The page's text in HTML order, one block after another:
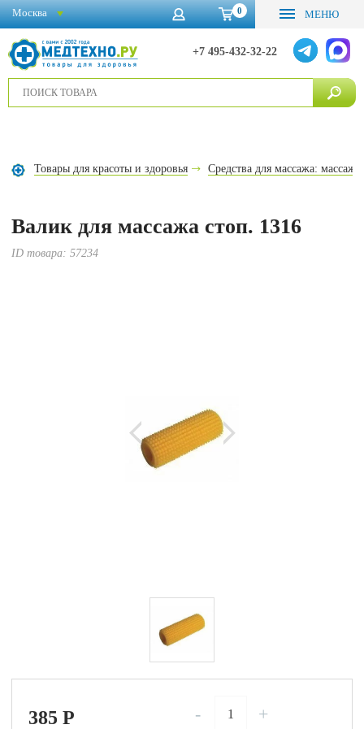
0 МЕНЮ
+7 495-432-32-22
Москва
Товары для красоты и здоровья Средства для массажа:
Валик для массажа стоп. 1316
ID товара:57234
385P - +